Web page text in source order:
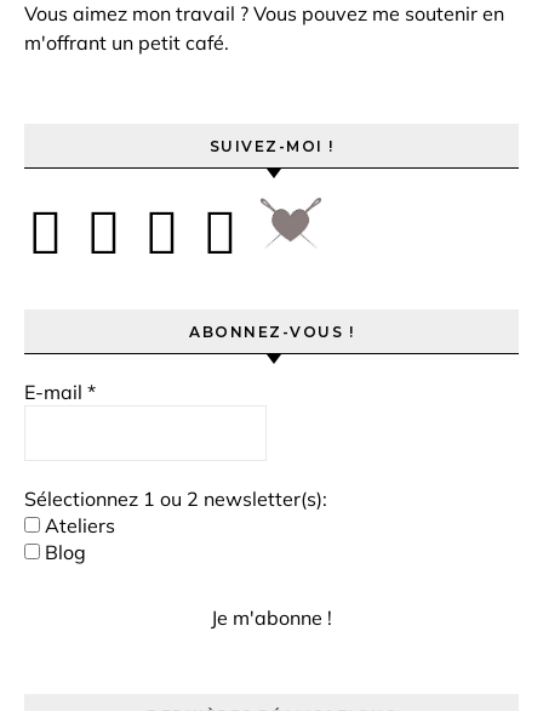
Vous aimez mon travail ? Vous pouvez me soutenir en
m'offrant un petit café.
SUIVEZ-MOI !
ABONNEZ-VOUS !
E-mail *
Sélectionnez 1 ou 2 newsletter(s):
Ateliers
Blog